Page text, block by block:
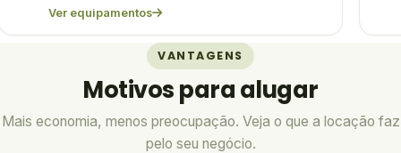
Ver equipamentos
VANTAGENS
Motivos para alugar
Mais economia, menos preocupação. Veja o que a locação faz
pelo seu negócio.